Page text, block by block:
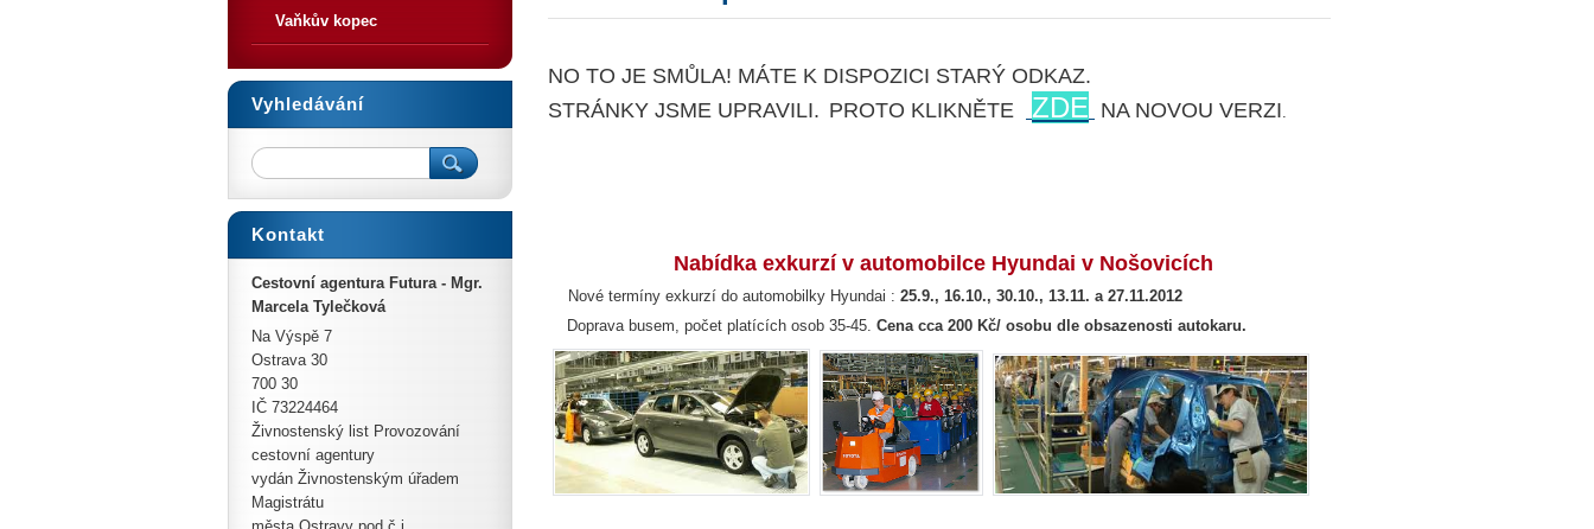
NO TO JE SMŮLA! MÁTE K DISPOZICI STARÝ ODKAZ.
STRÁNKY JSME UPRAVILI. PROTO KLIKNĚTE ZDE NA NOVOU VERZI.
Nabídka exkurzí v automobilce Hyundai v Nošovicích
Nové termíny exkurzí do automobilky Hyundai : 25.9., 16.10., 30.10., 13.11. a 27.11.2012
Dopr Doprava busem, počet platících osob 35-45. Cena cca 200 Kč/ osobu dle obsazenosti autokaru.
Vaňkův kopec
Vyhledávání
Kontakt
Cestovní agentura Futura - Mgr.
Marcela Tylečková
Na Výspě 7
Ostrava 30
700 30
IČ 73224464
Živnostenský list Provozování
cestovní agentury
vydán Živnostenským úřadem
Magistrátu